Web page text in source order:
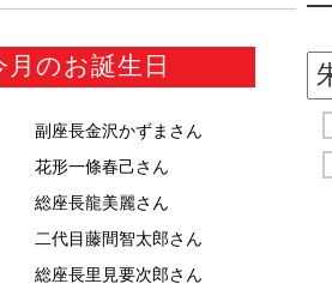
月のお誕生日
副座長金沢かずま さん
花形一條春己さん
総座長龍美麗さん
二代目藤間智太郎さん
総座長里見要次郎さん